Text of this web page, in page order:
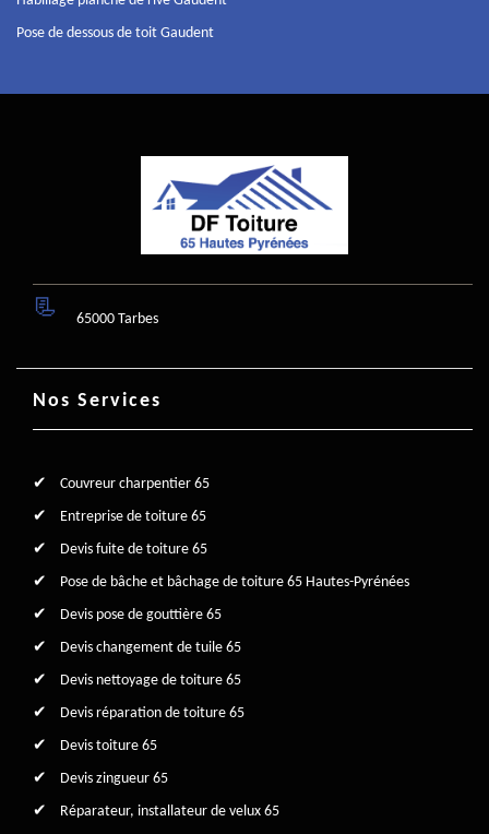
Pose de dessous de toit Gaudent
65000 Tarbes
Nos Services
Couvreur charpentier 65
Entreprise de toiture 65
Devis fuite de toiture 65
Pose de bâche et bâchage de toiture 65 Hautes-Pyrénées
Devis pose de gouttière 65
Devis changement de tuile 65
Devis nettoyage de toiture 65
Devis réparation de toiture 65
Devis toiture 65
Devis zingueur 65
Réparateur, installateur de velux 65